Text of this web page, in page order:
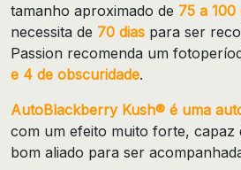
tamanho aproximado de 75 a
necessita de 70 dias para ser
Passion recomenda um
e 4 de obscuridade.
AutoBlackberry Kush® é uma
com um efeito muito forte, capaz
bom aliado para ser